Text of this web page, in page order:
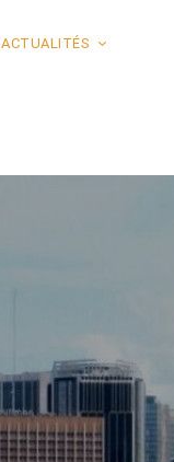
ACTUALITÉS